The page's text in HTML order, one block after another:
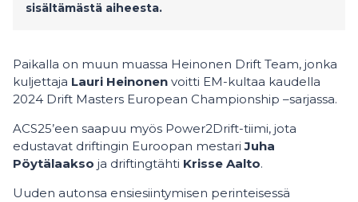
sisältämästä aiheesta.
Paikalla on muun muassa Heinonen Drift Team, jonka
kuljettaja Lauri Heinonen voitti EM-kultaa kaudella
2024 Drift Masters European Championship –sarjassa.
ACS25’een saapuu myös Power2Drift-tiimi, jota
edustavat driftingin Euroopan mestari Juha
Pöytälaakso ja driftingtähti Krisse Aalto.
Uuden autonsa ensiesiintymisen perinteisessä